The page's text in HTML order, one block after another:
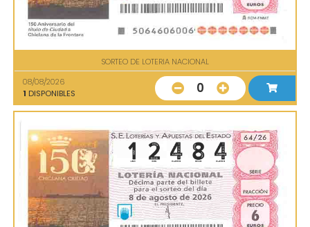
SORTEO DE LOTERIA NACIONAL
08/08/2026
1 DISPONIBLES 0